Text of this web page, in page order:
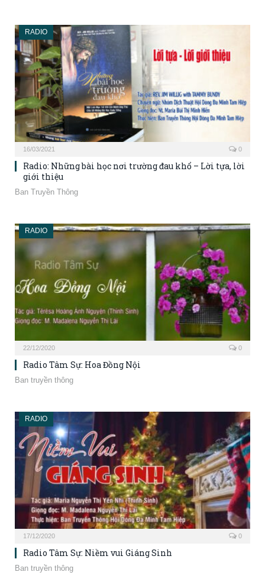
RADIO
16/03/2021 0
Radio: Những bài học nơi trường đau khổ – Lời tựa, lời
giới thiệu
Ban Truyền Thông
RADIO
22/12/2020 0
Radio Tâm Sự: Hoa Đồng Nội
Ban truyền thông
RADIO
17/12/2020 0
Radio Tâm Sự: Niềm vui Giáng Sinh
Ban truyền thông